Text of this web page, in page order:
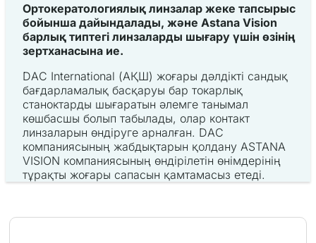
Ортокератологиялық линзалар жеке тапсырыс
бойынша дайындалады, және Astana Vision
барлық типтегі линзаларды шығару үшін өзінің
зертханасына ие.
DAC International (АҚШ) жоғары дәлдікті сандық
бағдарламалық басқаруы бар токарлық
станоктарды шығаратын әлемге танымал
көшбасшы болып табылады, олар контакт
линзаларын өндіруге арналған. DAC
компаниясының жабдықтарын қолдану ASTANA
VISION компаниясының өндірілетін өнімдерінің
тұрақты жоғары сапасын қамтамасыз етеді.